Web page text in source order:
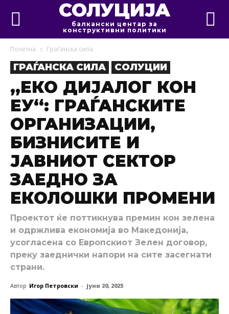
СОЛУЦИЈА
балкански центар за
конструктивни политики
Почетна Граѓанска сила
ГРАЃАНСКА СИЛА СОЛУЦИИ
„ЕКО ДИЈАЛОГ КОН
ЕУ“: ГРАЃАНСКИТЕ
ОРГАНИЗАЦИИ,
БИЗНИСИТЕ И
ЈАВНИОТ СЕКТОР
ЗАЕДНО ЗА
ЕКОЛОШКИ ПРОМЕНИ
Проектот ќе поттикнува премин кон зелена
и одржлива економија во Македонија,
усогласена со Европскиот Зелен договор,
преку заеднички напори на сите засегнати
страни.
Автор Игор Петровски - јуни 20, 2025